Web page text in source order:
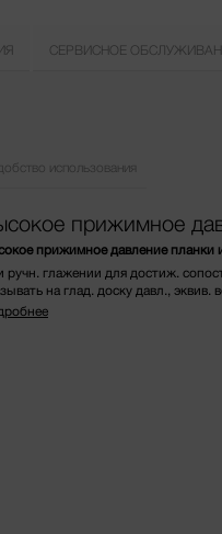
СЕРВИСНОЕ
использования
прижимное
прижимное давление планки
ручн. глажении для достиж.
на глад. доску давл., эквив.